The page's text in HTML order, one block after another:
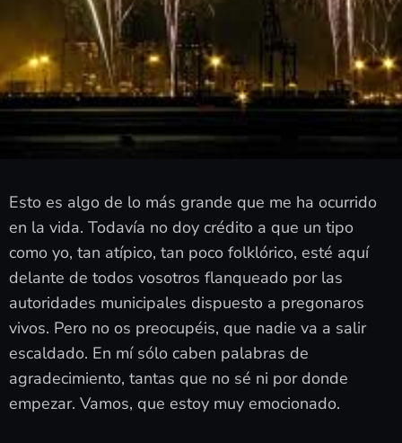
Esto es algo de lo más grande que me ha ocurrido
en la vida. Todavía no doy crédito a que un tipo
como yo, tan atípico, tan poco folklórico, esté aquí
delante de todos vosotros flanqueado por las
autoridades municipales dispuesto a pregonaros
vivos. Pero no os preocupéis, que nadie va a salir
escaldado. En mí sólo caben palabras de
agradecimiento, tantas que no sé ni por donde
empezar. Vamos, que estoy muy emocionado.